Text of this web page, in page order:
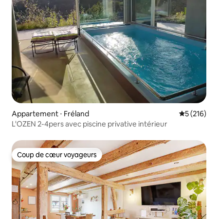
Appartement ⋅ Fréland Évaluation
5 (216)
L'OZEN 2-4pers avec piscine privative intérieur
Coup de cœur voyageurs
Coup de cœur voyageurs